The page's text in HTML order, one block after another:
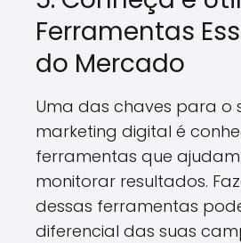
Ferramentas
do Mercado
Uma das chaves para o
marketing digital é
ferramentas que
monitorar resultados.
dessas ferramentas
diferencial das suas